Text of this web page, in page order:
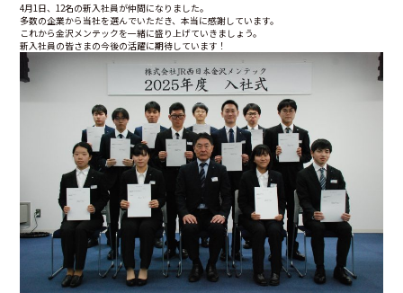
4月1日、12名の新入社員が仲間になりました。
多数の企業から当社を選んでいただき、本当に感謝しています。
これから金沢メンテックを一緒に盛り上げていきましょう。
新入社員の皆さまの今後の活躍に期待しています！